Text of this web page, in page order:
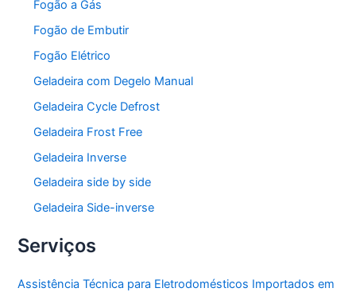
Fogão a Gás
Fogão de Embutir
Fogão Elétrico
Geladeira com Degelo Manual
Geladeira Cycle Defrost
Geladeira Frost Free
Geladeira Inverse
Geladeira side by side
Geladeira Side-inverse
Serviços
Assistência Técnica para Eletrodomésticos Importados em